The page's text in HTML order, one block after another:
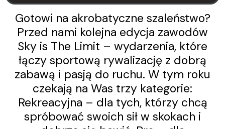
Gotowi na akrobatyczne szaleństwo?
Przed nami kolejna edycja zawodów
Sky is The Limit – wydarzenia, które
łączy sportową rywalizację z dobrą
zabawą i pasją do ruchu. W tym roku
czekają na Was trzy kategorie:
Rekreacyjna – dla tych, którzy chcą
spróbować swoich sił w skokach i